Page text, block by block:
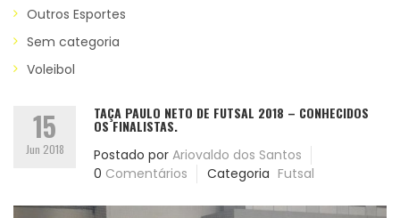
Outros Esportes
Sem categoria
Voleibol
15
Jun 2018
TAÇA PAULO NETO DE FUTSAL 2018 – CONHECIDOS
OS FINALISTAS.
Postado por Ariovaldo dos Santos
0 Comentários Categoria Futsal